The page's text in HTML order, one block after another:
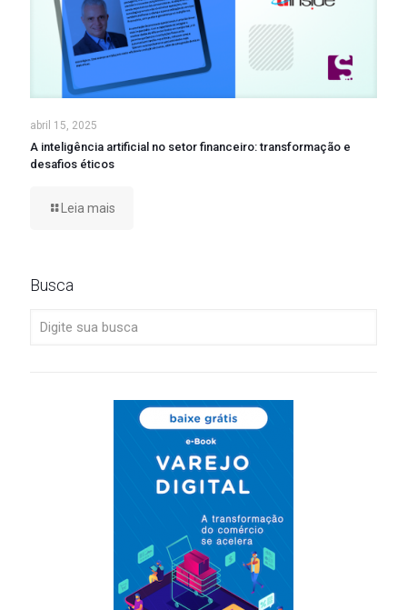
abril 15, 2025
A inteligência artificial no setor financeiro: transformação e
desafios éticos
Leia mais
Busca